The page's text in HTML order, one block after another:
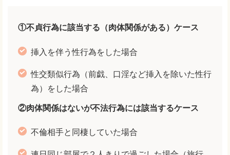
①不貞行為に該当する（肉体関係がある）ケース
挿入を伴う性行為をした場合
性交類似行為（前戯、口淫など挿入を除いた性行
為）をした場合
②肉体関係はないが不法行為には該当するケース
不倫相手と同棲していた場合